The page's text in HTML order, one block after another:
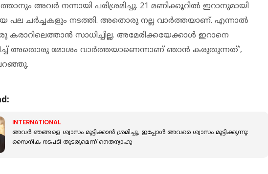
അവര്‍ നന്നായി പരിശ്രമിച്ചു. 21 മണിക്കൂറില്‍ ഇറാനുമായി
പല ചര്‍ച്ചകളും നടത്തി. അതൊരു നല്ല വാര്‍ത്തയാണ്. എന്നാല്‍
കരാറിലെത്താന്‍ സാധിച്ചില്ല. അമേരിക്കയേക്കാള്‍ ഇറാനെ
അതൊരു മോശം വാര്‍ത്തയാണെന്നാണ് ഞാന്‍ കരുതുന്നത്',
INTERNATIONAL
അവർ ഞങ്ങളെ ശ്വാസം മുട്ടിക്കാൻ ശ്രമിച്ചു, ഇപ്പോൾ അവരെ ശ്വാസം മുട്ടിക്കുന്നു:
സൈനിക നടപടി തുടരുമെന്ന് നെതന്യാഹു